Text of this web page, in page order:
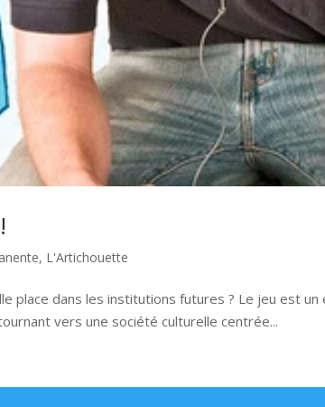
, L'Artichouette
place dans les institutions futures ? Le jeu est
vers une société culturelle centrée...